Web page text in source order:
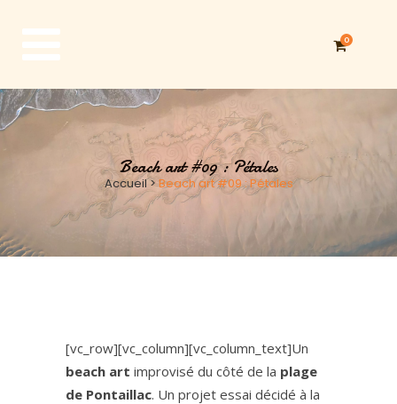
0
Beach art #09 : Pétales
Accueil>Beach art #09 : Pétales
[vc_row][vc_column][vc_column_text]Un
beach art improvisé du côté de la plage
de Pontaillac. Un projet essai décidé à la